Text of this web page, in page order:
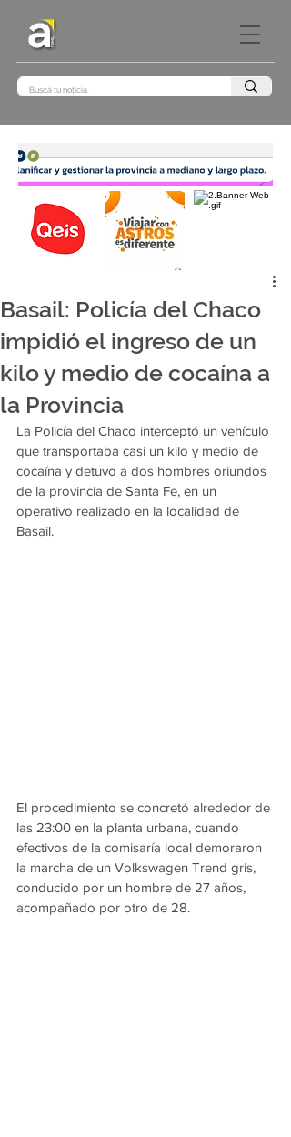
Basail: Policía del Chaco
impidió el ingreso de un
kilo y medio de cocaína a
la Provincia
La Policía del Chaco interceptó un vehículo
que transportaba casi un kilo y medio de
cocaína y detuvo a dos hombres oriundos
de la provincia de Santa Fe, en un
operativo realizado en la localidad de
Basail.
El procedimiento se concretó alrededor de
las 23:00 en la planta urbana, cuando
efectivos de la comisaría local demoraron
la marcha de un Volkswagen Trend gris,
conducido por un hombre de 27 años,
acompañado por otro de 28.